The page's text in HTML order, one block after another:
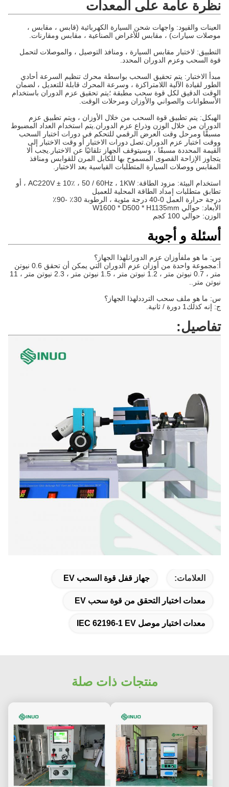
نظرة عامة على المعدات
العينات والقيود: واجهات شحن السيارة الكهربائية (قابس ، مقابس ،
موصلات سيارات) ، مقابس للأغراض الصناعية ، مقابس ومقارنات.
التطبيق: لاختبار مقابس السيارة ، ومنافذ التوصيل ، والموصلات لتحمل
قوة السحب وعزم الدوران المحدد.
مبدأ الاختبار: يتم تحقيق السحب بواسطة محرك تنظيم السرعة أحادي
الطور لقيادة الآلية اللامتراكزة ، وسرعة المحرك قابلة للتعديل ، لضمان
الوقت الدقيق لكل قوة سحب مطبقة ؛يتم تحقيق عزم الدوران باستخدام
الأسطوانات والصواني والأوزان ومرحلات الوقت.
الهيكل: يتم تطبيق قوة السحب من خلال الأوزان ، ويتم تطبيق عزم
الدوران من خلال الوزن وذراع عزم الدوران.يتم استخدام العداد المضبوط
مسبقًا ومرحل وقت العرض الرقمي للتحكم في دورات اختبار السحب
ووقت اختبار عزم الدوران.تصل دورات الاختبار أو وقت الاختبار إلى
القيمة المحددة مسبقًا ، وسيتوقف الجهاز تلقائيًا عن الاختبار.يجب ألا
يتجاوز الإزاحة القصوى المسموح بها للكابل المرن للقوابس ومنافذ
المقابس ووصلات السيارة المتطلبات القياسية بعد الاختبار.
استخدام البيئة: مزود الطاقة: AC220V ± 10٪ ، 50 / 60Hz ، 1KW ، أو
تطابق متطلبات إمداد الطاقة المحلية للعميل
درجة حرارة العمل 0-40 درجة مئوية ، الرطوبة 30٪ -90٪
الأبعاد: حوالي W1600 * D500 * H1135mm
الوزن: حوالي 100 كجم
أسئلة و أجوبة
س: ما هو ملفأوزان عزم الدوران لهذا الجهاز؟
مجموعة واحدة من أوزان عزم الدوران التي يمكن أن تحقق 0.6 نيوتن
متر ، 0.7 نيوتن متر ، 1.2 نيوتن متر ، 1.5 نيوتن متر ، 2.3 نيوتن متر ، 11
نيوتن متر.
س: ما هو ملف سحب الترددلهذا الجهاز؟
ج: إنه كذلك1 دورة / ثانية .
تفاصيل:
العلامات: جهاز قفل قوة السحب EV
معدات اختبار التحقق من قوة سحب EV
معدات اختبار موصل IEC 62196-1 EV
منتجات ذات صلة